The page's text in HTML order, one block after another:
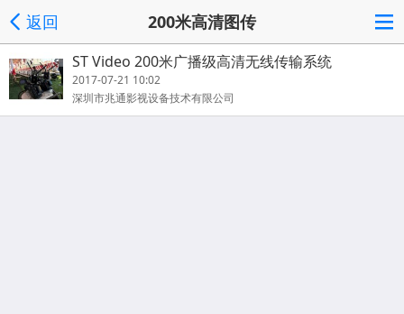
返回 200米高清图传
ST Video 200米广播级高清无线传输系统
2017-07-21 10:02
深圳市兆通影视设备技术有限公司